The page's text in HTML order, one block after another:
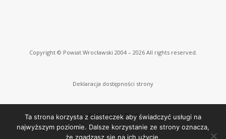
Copyright © Powiat Wrocławski 2004 – 2026 All rights reserved.
Deklaracja dostępności strony
Realizacja –LTB.pl
Ta strona korzysta z ciasteczek aby świadczyć usługi na
najwyższym poziomie. Dalsze korzystanie ze strony oznacza,
że zgadzasz się na ich użycie.